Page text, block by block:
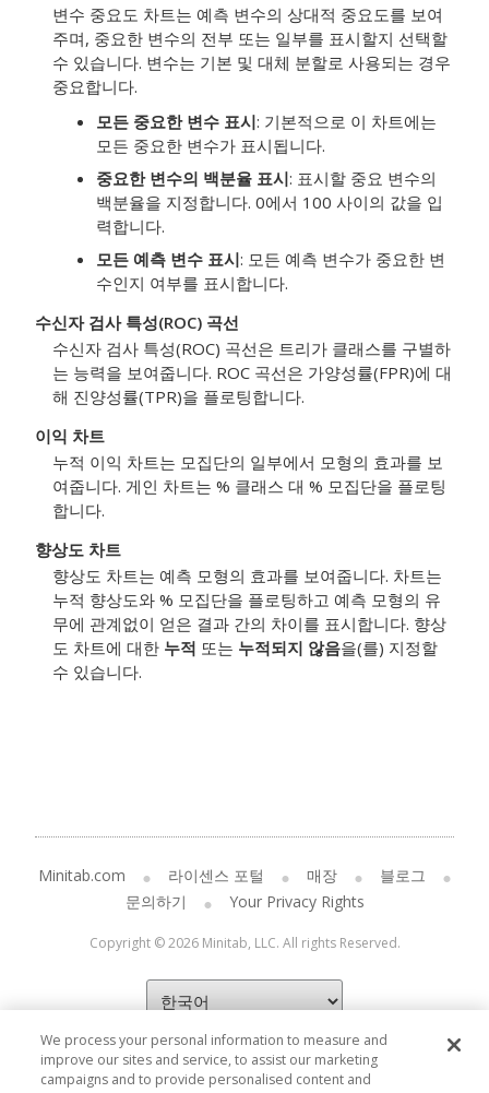
변수 중요도 차트는 예측 변수의 상대적 중요도를 보여
주며, 중요한 변수의 전부 또는 일부를 표시할지 선택할
수 있습니다. 변수는 기본 및 대체 분할로 사용되는 경우
중요합니다.
모든 중요한 변수 표시: 기본적으로 이 차트에는
모든 중요한 변수가 표시됩니다.
중요한 변수의 백분율 표시: 표시할 중요 변수의
백분율을 지정합니다. 0에서 100 사이의 값을 입
력합니다.
모든 예측 변수 표시: 모든 예측 변수가 중요한 변
수인지 여부를 표시합니다.
수신자 검사 특성(ROC) 곡선
수신자 검사 특성(ROC) 곡선은 트리가 클래스를 구별하
는 능력을 보여줍니다. ROC 곡선은 가양성률(FPR)에 대
해 진양성률(TPR)을 플로팅합니다.
이익 차트
누적 이익 차트는 모집단의 일부에서 모형의 효과를 보
여줍니다. 게인 차트는 % 클래스 대 % 모집단을 플로팅
합니다.
향상도 차트
향상도 차트는 예측 모형의 효과를 보여줍니다. 차트는
누적 향상도와 % 모집단을 플로팅하고 예측 모형의 유
무에 관계없이 얻은 결과 간의 차이를 표시합니다. 향상
도 차트에 대한 누적 또는 누적되지 않음을(를) 지정할
수 있습니다.
Minitab.com 라이센스 포털 매장
블로그
문의하기
Your Privacy Rights
Copyright © 2026 Minitab, LLC. All rights Reserved.
We process your personal information to measure and
improve our sites and service, to assist our marketing
campaigns and to provide personalised content and